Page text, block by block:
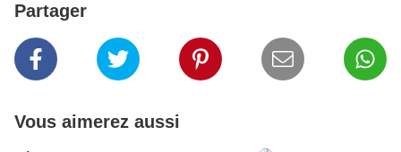
Partager
Vous aimerez aussi